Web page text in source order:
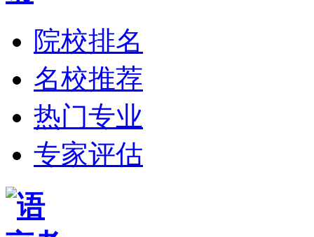
院校排名
名校推荐
热门专业
专家评估